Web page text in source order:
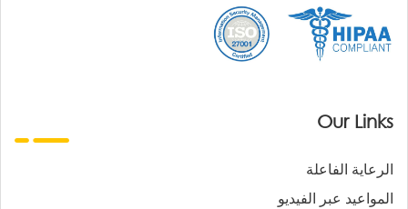
Our Links
الرعاية الفاعلة
المواعيد عبر الفيديو